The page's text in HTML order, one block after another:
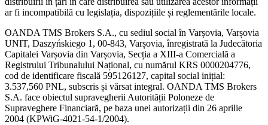
ar fi incompatibilă cu legislația, dispozițiile și reglementările locale.
OANDA TMS Brokers S.A., cu sediul social în Varșovia, Varșovia
UNIT, Daszyńskiego 1, 00-843, Varșovia, înregistrată la Judecătoria
Capitalei Varșovia din Varșovia, Secția a XIII-a Comercială a
Registrului Tribunalului Național, cu numărul KRS 0000204776,
cod de identificare fiscală 595126127, capital social inițial:
3.537,560 PNL, subscris și vărsat integral. OANDA TMS Brokers
S.A. face obiectul supravegherii Autorității Poloneze de
Supraveghere Financiară, pe baza unei autorizații din 26 aprilie
2004 (KPWiG-4021-54-1/2004).